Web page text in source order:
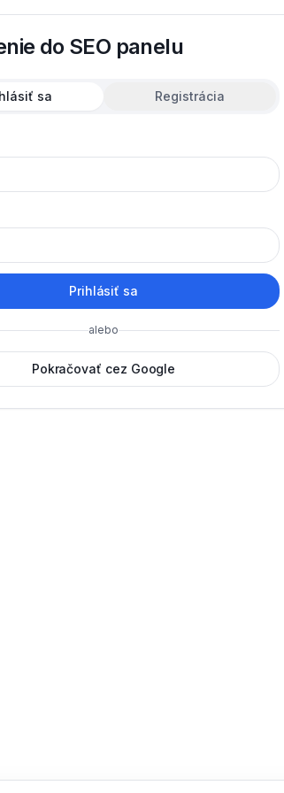
do SEO panelu
sa Registrácia
Prihlásiť sa
alebo
Pokračovať cez Google